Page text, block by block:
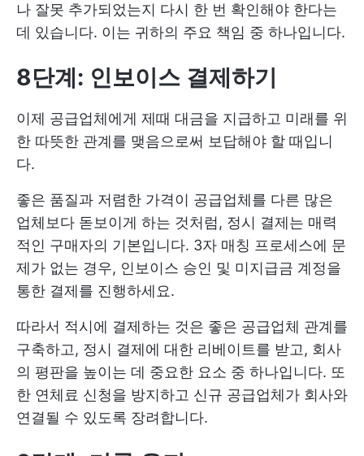
나 잘못 추가되었는지 다시 한 번 확인해야 한다는
데 있습니다. 이는 귀하의 주요 책임 중 하나입니다.
8단계: 인보이스 결제하기
이제 공급업체에게 제때 대금을 지급하고 미래를 위
한 따뜻한 관계를 맺음으로써 보답해야 할 때입니
다.
좋은 품질과 저렴한 가격이 공급업체를 다른 많은
업체보다 돋보이게 하는 것처럼, 정시 결제는 매력
적인 구매자의 기본입니다. 3자 매칭 프로세스에 문
제가 없는 경우, 인보이스 승인 및 미지급금 계정을
통한 결제를 진행하세요.
따라서 적시에 결제하는 것은 좋은 공급업체 관계를
구축하고, 정시 결제에 대한 리베이트를 받고, 회사
의 평판을 높이는 데 중요한 요소 중 하나입니다. 또
한 연체료 신청을 방지하고 신규 공급업체가 회사와
연결될 수 있도록 장려합니다.